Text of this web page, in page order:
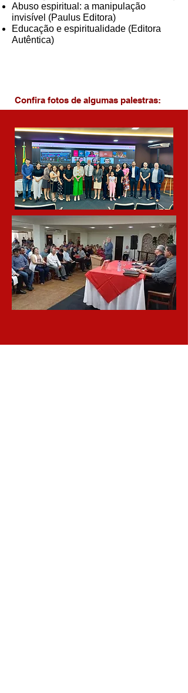
Abuso espiritual: a manipulação
invisível (Paulus Editora)
Educação e espiritualidade (Editora
Autêntica)
Confira fotos de algumas palestras: